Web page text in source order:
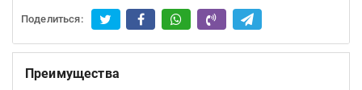
Поделиться:
Преимущества